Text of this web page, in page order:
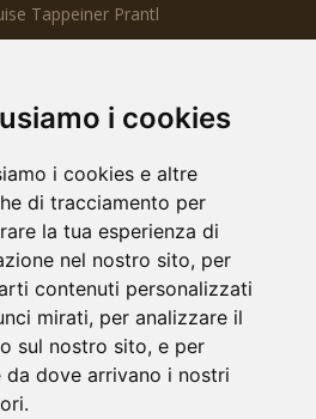
i cookies
i cookies e altre
di tracciamento per
la tua esperienza di
nel nostro sito, per
contenuti personalizzati
mirati, per analizzare il
sul nostro sito, e per
da dove arrivano i nostri
Tappeiner Prantl
Cutraun 33
Mobil 0039 338 983 14 88
www.guntraun.com
00325680213
- Impostazioni Cookie - Sitemap